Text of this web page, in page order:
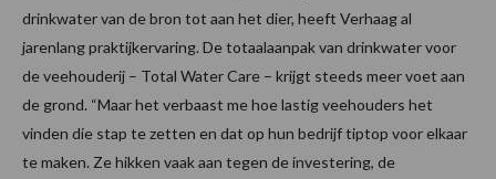
drinkwater van de bron tot aan het dier, heeft Verhaag al
jarenlang praktijkervaring. De totaalaanpak van drinkwater voor
de veehouderij – Total Water Care – krijgt steeds meer voet aan
de grond. “Maar het verbaast me hoe lastig veehouders het
vinden die stap te zetten en dat op hun bedrijf tiptop voor elkaar
te maken. Ze hikken vaak aan tegen de investering, de